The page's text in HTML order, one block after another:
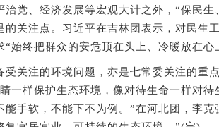
、经济发展等宏观大计之外，“保民生
的关注点。习近平在吉林团表示，对民生
“始终把群众的安危顶在头上、冷暖放在心
注的环境问题，亦是七常委关注的重
一样保护生态环境，像对待生命一样对待
能手软，不能下不为例。”在河北团，李克